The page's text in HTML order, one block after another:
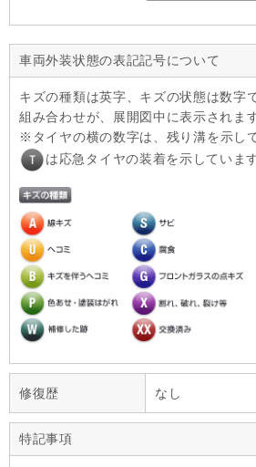
車両外装状態の表記記号について
キズの種類は英字、キズの状態は数字
組み合わせが、展開図中に表示されます
タイヤの横の数字は、残り溝を示し
は応急タイヤの装着を示しています
修復歴 なし
特記事項